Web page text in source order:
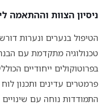
ניסיון הצוות וההתאמה
הטיפול בנערים ונערות
טכנולוגיה מתקדמת עם
בפרוטוקולים ייחודיים
פרמטרים עדינים ותכנון
התמודדות נוחה עם